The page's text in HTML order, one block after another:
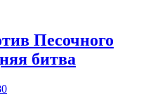
Песочного
битва